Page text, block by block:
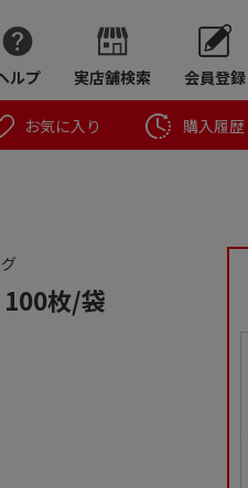
ルプ 実店舗検索 会員登録
お気に入り 購入履歴
100枚/袋